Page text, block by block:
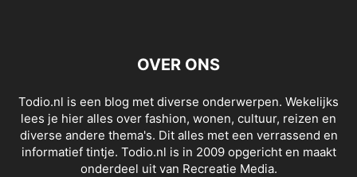
OVER ONS
Todio.nl is een blog met diverse onderwerpen. Wekelijks
lees je hier alles over fashion, wonen, cultuur, reizen en
diverse andere thema's. Dit alles met een verrassend en
informatief tintje. Todio.nl is in 2009 opgericht en maakt
onderdeel uit van Recreatie Media.